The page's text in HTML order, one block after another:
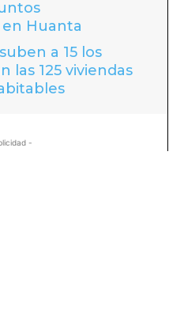
Huanta
a 15 los
las 125 viviendas
-